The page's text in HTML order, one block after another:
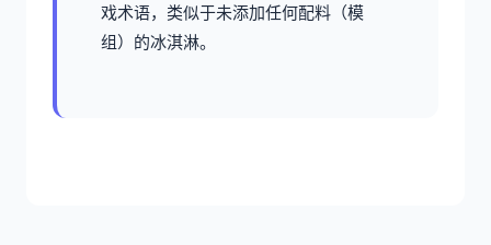
戏术语，类似于未添加任何配料（模
组）的冰淇淋。